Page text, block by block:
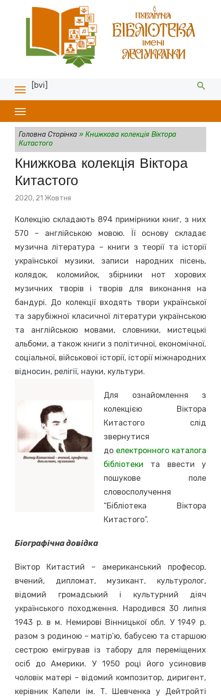
[bvi]
Головна Сторінка» Книжкова колекція Віктора
Китастого
Книжкова колекція Віктора
Китастого
Posted
2020, 21 Жовтня
Колекцію складають 894 примірники книг, з них
570 – англійською мовою. Її основу складає
музична література – книги з теорії та історії
української музики, записи народних пісень,
колядок, коломийок, збірники нот хорових
музичних творів і творів для виконання на
бандурі. До колекції входять твори української
та зарубіжної класичної літератури українською
та англійською мовами, словники, мистецькі
альбоми, а також книги з політичної, економічної,
соціальної, військової історії, історії міжнародних
відносин, релігії, науки, культури.
Для ознайомлення з
колекцією Віктора
Китастого слід
звернутися
до електронного каталога
бібліотеки
та ввести у
пошукове поле
словосполучення
“Бібліотека Віктора
Китастого”.
Біографічна довідка
Віктор Китастий – американський професор,
вчений, дипломат, музикант, культуролог,
відомий громадський і культурний діяч
українського походження. Народився 30 липня
1943 р. в м. Немирові Вінницької обл. У 1949 р.
разом з родиною – матір’ю, бабусею та старшою
сестрою емігрував із табору для переміщених
осіб до Америки. У 1950 році його усиновив
чоловік матері – відомий композитор, диригент,
керівник Капели ім. Т. Шевченка у Дейтройті